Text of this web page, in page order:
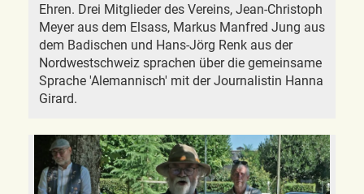
Ehren. Drei Mitglieder des Vereins, Jean-Christoph
Meyer aus dem Elsass, Markus Manfred Jung aus
dem Badischen und Hans-Jörg Renk aus der
Nordwestschweiz sprachen über die gemeinsame
Sprache 'Alemannisch' mit der Journalistin Hanna
Girard.